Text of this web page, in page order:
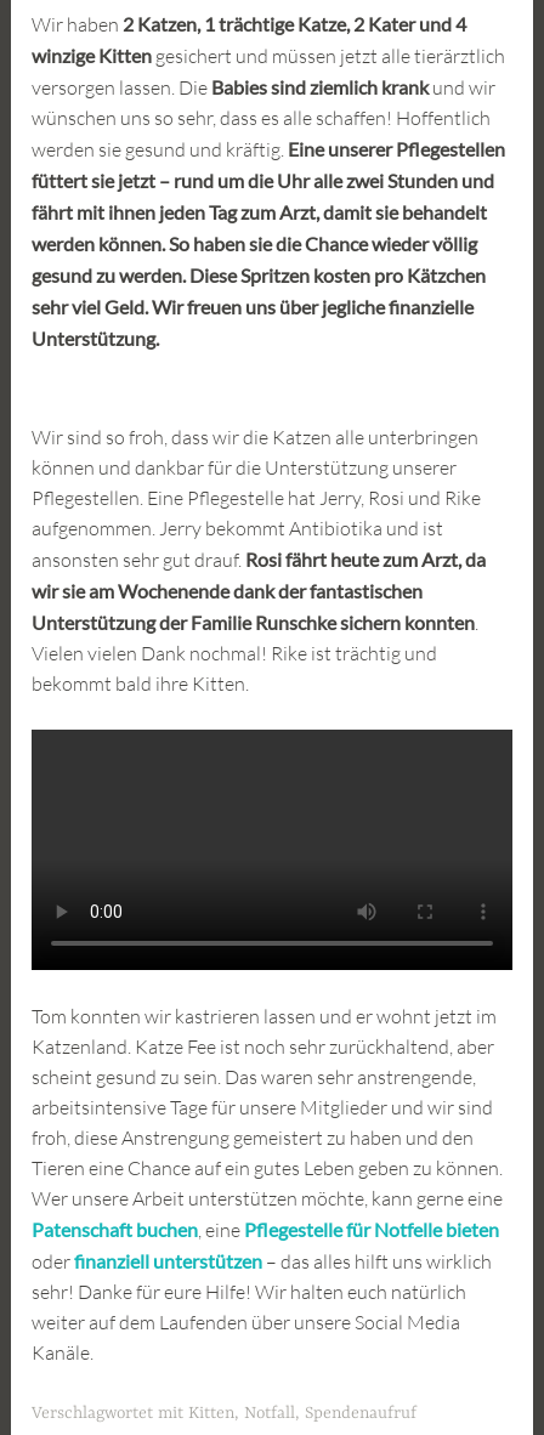
Wir haben2 Katzen, 1 trächtige Katze, 2 Kater und 4
winzige Kitten gesichert und müssen jetzt alle tierärztlich
versorgen lassen. Die Babies sind ziemlich krankund wir
wünschen uns so sehr, dass es alle schaffen! Hoffentlich
werden sie gesund und kräftig. Eine unserer Pflegestellen
füttert sie jetzt – rund um die Uhr alle zwei Stunden und
fährt mit ihnen jeden Tag zum Arzt, damit sie behandelt
werden können. So haben sie die Chance wieder völlig
gesund zu werden. Diese Spritzen kosten pro Kätzchen
sehr viel Geld. Wir freuen uns über jegliche finanzielle
Unterstützung.
Wir sind so froh, dass wir die Katzen alle unterbringen
können und dankbar für die Unterstützung unserer
Pflegestellen. Eine Pflegestelle hat Jerry, Rosi und Rike
aufgenommen. Jerry bekommt Antibiotika und ist
ansonsten sehr gut drauf. Rosi fährt heute zum Arzt, da
wir sie am Wochenende dank der fantastischen
Unterstützung der Familie Runschke sichern konnten
Vielen vielen Dank nochmal! Rike ist trächtig und
bekommt bald ihre Kitten.
Tom konnten wir kastrieren lassen und er wohnt jetzt im
Katzenland. Katze Fee ist noch sehr zurückhaltend, aber
scheint gesund zu sein. Das waren sehr anstrengende,
arbeitsintensive Tage für unsere Mitglieder und wir sind
froh, diese Anstrengung gemeistert zu haben und den
Tieren eine Chance auf ein gutes Leben geben zu können.
Wer unsere Arbeit unterstützen möchte, kann gerne eine
Patenschaft buchen , eine Pflegestelle für Notfelle bieten
oderfinanziell unterstützen – das alles hilft uns wirklich
sehr! Danke für eure Hilfe! Wir halten euch natürlich
weiter auf dem Laufenden über unsere Social Media
Kanäle.
Verschlagwortet mit Kitten, Notfall, Spendenaufruf